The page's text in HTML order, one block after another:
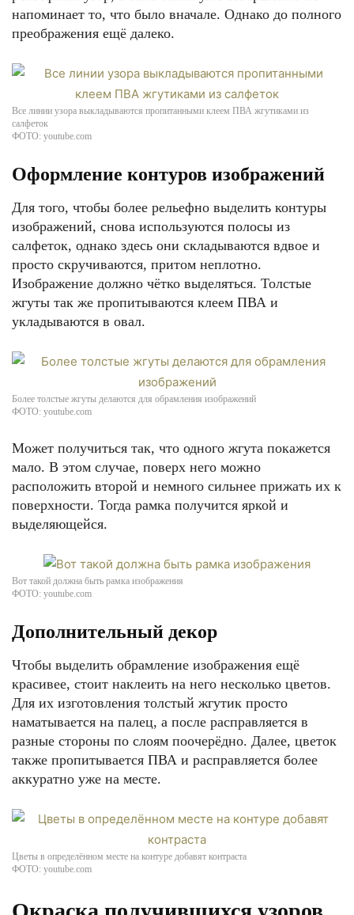
напоминает то, что было вначале. Однако до полного
преображения ещё далеко.
Все линии узора выкладываются пропитанными клеем ПВА жгутиками из
салфеток
ФОТО: youtube.com
Оформление контуров изображений
Для того, чтобы более рельефно выделить контуры
изображений, снова используются полосы из
салфеток, однако здесь они складываются вдвое и
просто скручиваются, притом неплотно.
Изображение должно чётко выделяться. Толстые
жгуты так же пропитываются клеем ПВА и
укладываются в овал.
Более толстые жгуты делаются для обрамления изображений
ФОТО: youtube.com
Может получиться так, что одного жгута покажется
мало. В этом случае, поверх него можно
расположить второй и немного сильнее прижать их к
поверхности. Тогда рамка получится яркой и
выделяющейся.
Вот такой должна быть рамка изображения
ФОТО: youtube.com
Дополнительный декор
Чтобы выделить обрамление изображения ещё
красивее, стоит наклеить на него несколько цветов.
Для их изготовления толстый жгутик просто
наматывается на палец, а после расправляется в
разные стороны по слоям поочерёдно. Далее, цветок
также пропитывается ПВА и расправляется более
аккуратно уже на месте.
Цветы в определённом месте на контуре добавят контраста
ФОТО: youtube.com